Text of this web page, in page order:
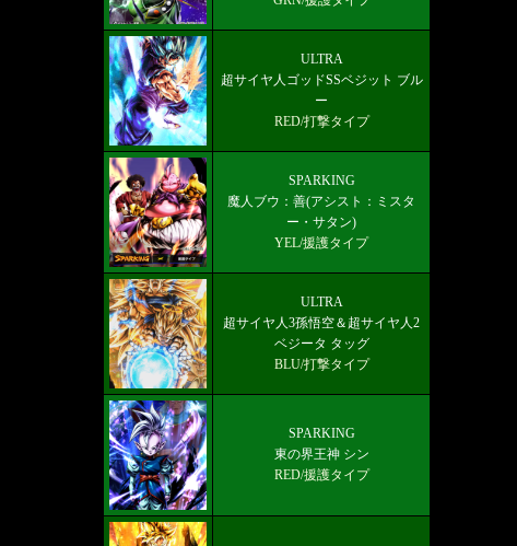
最新メインストーリー「第19部3章
(6/10)」配信【更新履歴】
ULTRA
超サイヤ人ゴッドSSベジット ブル
ー
RED/打撃タイプ
SPARKING
魔人ブウ：善(アシスト：ミスタ
ー・サタン)
YEL/援護タイプ
ULTRA
超サイヤ人3孫悟空＆超サイヤ人2
ベジータ タッグ
BLU/打撃タイプ
SPARKING
東の界王神 シン
RED/援護タイプ